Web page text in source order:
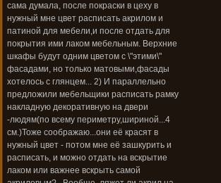
сама думала, после покраски в цеху в
нужный мне цвет расписать акрилом и
патиной для мебели,и после отдать для
покрытия ими лаком мебельным. Верхние
шкафы будут одним цветом с \"этими\"
фасадами, но только матовыми,фасады
хотелось с глянцем... 2) И параллельно
предложили мебельщики расписать рамку
накладную декоративную на двери
-людям(по всему периметру,шириной...4
см.)Тоже соображаю...они её красят в
нужный цвет - потом мне её зашкурить и
расписать, и можно отдать на вскрытие
лаком или важнее вскрыть самой